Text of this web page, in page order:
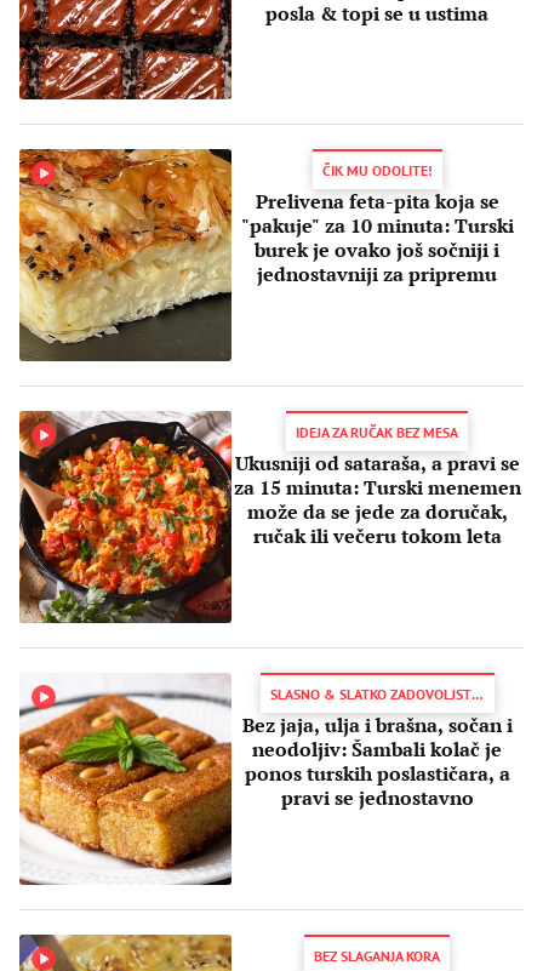
posla & topi se u ustima
ČIK MU ODOLITE!
Prelivena feta-pita koja se
"pakuje" za 10 minuta: Turski
burek je ovako još sočniji i
jednostavniji za pripremu
IDEJA ZA RUČAK BEZ MESA
Ukusniji od sataraša, a pravi se
za 15 minuta: Turski menemen
može da se jede za doručak,
ručak ili večeru tokom leta
SLASNO & SLATKO ZADOVOLJSTVO
Bez jaja, ulja i brašna, sočan i
neodoljiv: Šambali kolač je
ponos turskih poslastičara, a
pravi se jednostavno
BEZ SLAGANJA KORA